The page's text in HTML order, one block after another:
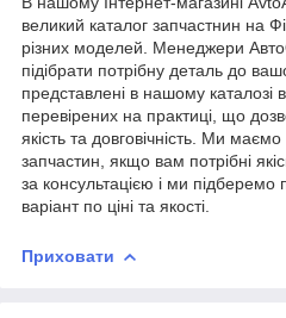
великий каталог запчастнин на
різних моделей. Менеджери
підібрати потрібну деталь до
представлені в нашому каталозі
перевірених на практиці, що
якість та довговічність. Ми
запчастин, якщо вам потрібні
за консультацією і ми
варіант по ціні та якості.
Приховати